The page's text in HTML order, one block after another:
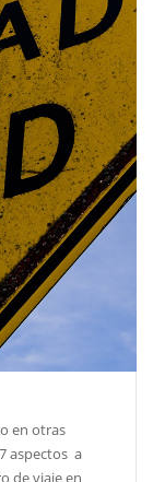
en otras
aspectos a
de viaje en